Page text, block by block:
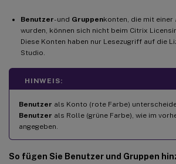
Benutzer- und Gruppenkonten, die mit einer
wurden, können sich nicht beim Citrix
Diese Konten haben nur Lesezugriff auf die
Studio.
HINWEIS:
Benutzer als Konto (rote Farbe)
Benutzer als Rolle (grüne Farbe), wie im
angegeben.
So fügen Sie Benutzer und Gruppen